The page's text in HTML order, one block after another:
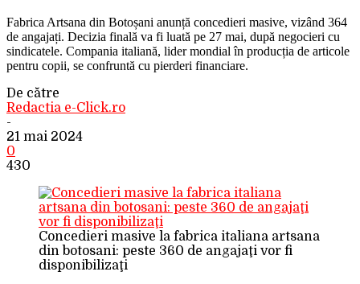
Fabrica Artsana din Botoșani anunță concedieri masive, vizând 364
de angajați. Decizia finală va fi luată pe 27 mai, după negocieri cu
sindicatele. Compania italiană, lider mondial în producția de articole
pentru copii, se confruntă cu pierderi financiare.
De către
Redactia e-Click.ro
-
21 mai 2024
0
430
Concedieri masive la fabrica italiana artsana
din botosani: peste 360 de angajaţi vor fi
disponibilizaţi